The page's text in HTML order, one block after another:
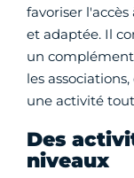
favoriser
et adaptée. Il
un
les
une activité
Des
niveaux